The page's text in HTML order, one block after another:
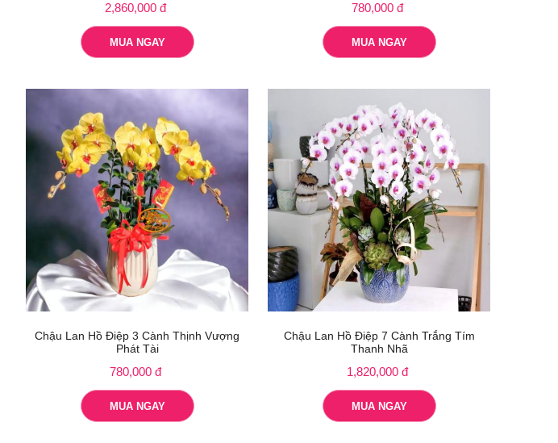
2,860,000 đ
MUA NGAY
780,000 đ
MUA NGAY
Chậu Lan Hồ Điệp 3 Cành Thịnh Vượng
Phát Tài
780,000 đ
MUA NGAY
Chậu Lan Hồ Điệp 7 Cành Trắng Tím
Thanh Nhã
1,820,000 đ
MUA NGAY